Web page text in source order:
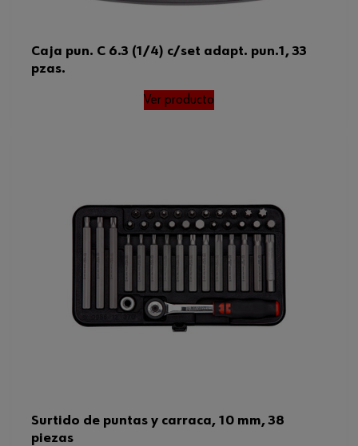
Caja pun. C 6.3 (1/4) c/set adapt. pun.1, 33
pzas.
Ver producto
Surtido de puntas y carraca, 10 mm, 38
piezas